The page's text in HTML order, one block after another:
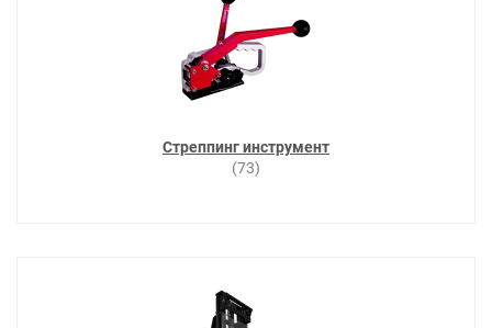
Стреппинг инструмент
(73)